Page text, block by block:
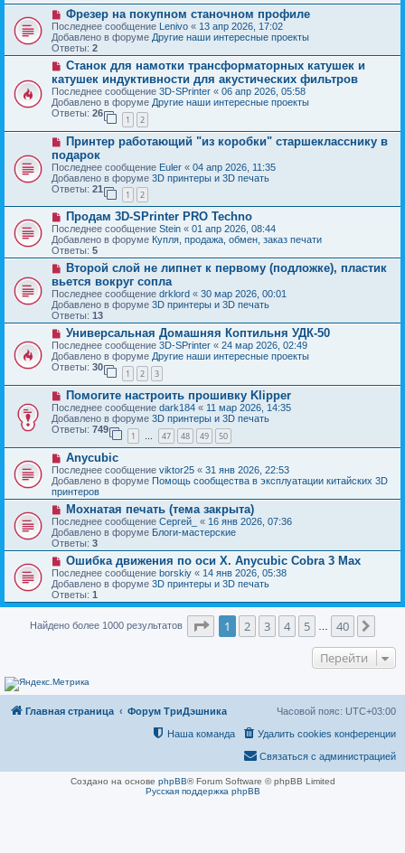
щ
е
н
и
е
е
с
о
о
б
щ
е
н
и
е
Н
о
в
о
е
с
о
о
б
щ
е
н
е
Фрезер на покупном станочном профиле
Последнее сообщение Lenivo « 13 апр 2026, 17:02
Добавлено в форуме Другие наши интересные проекты
Ответы: 2
Н
в
о
е
с
о
щ
е
н
и
е
Станок для намотки трансформаторных катушек и
катушек индуктивности для акустических фильтров
Последнее сообщение 3D-SPrinter « 06 апр 2026, 05:58
Добавлено в форуме Другие наши интересные проекты
Ответы: 26
1 2
Н
в
о
е
с
о
о
б
щ
е
н
е
Принтер работающий "из коробки" старшекласснику в
подарок
Последнее сообщение Euler « 04 апр 2026, 11:35
Добавлено в форуме 3D принтеры и 3D печать
Ответы: 21
1 2
Н
о
в
о
е
о
о
б
щ
е
н
и
е
Продам 3D-SPrinter PRO Techno
Последнее сообщение Stein « 01 апр 2026, 08:44
Добавлено в форуме Купля, продажа, обмен, заказ печати
Ответы: 5
Н
в
о
е
с
о
о
б
щ
н
е
Второй слой не липнет к первому (подложке), пластик
вьется вокруг сопла
Последнее сообщение drklord « 30 мар 2026, 00:01
Добавлено в форуме 3D принтеры и 3D печать
Ответы: 13
Н
о
в
о
с
о
б
щ
н
и
е
Универсальная Домашняя Коптильня УДК-50
Последнее сообщение 3D-SPrinter « 24 мар 2026, 02:49
Добавлено в форуме Другие наши интересные проекты
Ответы: 30
1 2 3
Н
о
в
о
е
с
о
о
б
щ
е
н
и
е
Помогите настроить прошивку Klipper
Последнее сообщение dark184 « 11 мар 2026, 14:35
Добавлено в форуме 3D принтеры и 3D печать
Ответы: 749
1 … 47 48 49 50
Н
о
в
о
е
о
о
б
щ
е
н
и
е
Anycubic
Последнее сообщение viktor25 « 31 янв 2026, 22:53
Добавлено в форуме Помощь сообщества в эксплуатации китайских 3D
принтеров
Н
о
в
о
е
с
о
о
б
щ
н
Мохнатая печать (тема закрыта)
Последнее сообщение Сергей_ « 16 янв 2026, 07:36
Добавлено в форуме Блоги-мастерские
Ответы: 3
Н
о
в
о
е
о
и
Ошибка движения по оси Х. Anycubic Cobra 3 Max
Последнее сообщение borskiy « 14 янв 2026, 05:38
Добавлено в форуме 3D принтеры и 3D печать
Ответы: 1
Найдено более 1000 результатов Страница1 из
1 2 3 4 5 40
Перейти
Главная страница Форум ТриДэшника Часовой пояс: UTC+03:00
Удалить cookies конференции
Наша команда
Связаться с администрацией
Создано на основе phpBB® Forum Software © phpBB Limited
Русская поддержка phpBB